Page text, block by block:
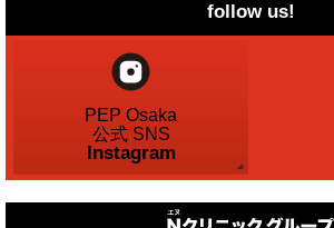
follow us!
PEP Osaka
公式 SNS
Instagram